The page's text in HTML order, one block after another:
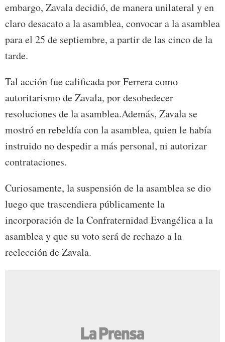
embargo, Zavala decidió, de manera unilateral y en
claro desacato a la asamblea, convocar a la asamblea
para el 25 de septiembre, a partir de las cinco de la
tarde.
Tal acción fue calificada por Ferrera como
autoritarismo de Zavala, por desobedecer
resoluciones de la asamblea.Además, Zavala se
mostró en rebeldía con la asamblea, quien le había
instruido no despedir a más personal, ni autorizar
contrataciones.
Curiosamente, la suspensión de la asamblea se dio
luego que trascendiera públicamente la
incorporación de la Confraternidad Evangélica a la
asamblea y que su voto será de rechazo a la
reelección de Zavala.